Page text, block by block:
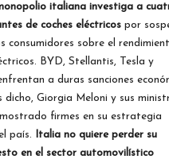
italiana investiga a
de coches eléctricos por
consumidores sobre el
BYD, Stellantis, Tesla y
a duras sanciones
dicho, Giorgia Meloni y sus
firmes en su estrategia
país.
Italia no quiere perder su
en el sector automovilístico